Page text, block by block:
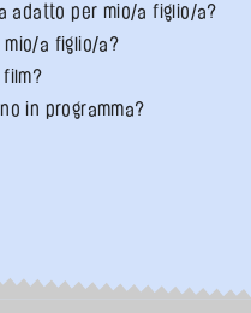
adatto per mio/a figlio/a?
mio/a figlio/a?
film?
in programma?